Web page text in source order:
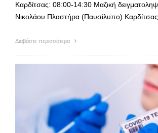
Καρδίτσας: 08:00-14:30 Μαζική
Νικολάου Πλαστήρα (Παυσίλυπο) Καρδίτσας
Διαβάστε περισσότερα